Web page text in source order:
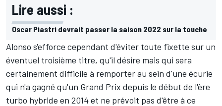
Lire aussi :
Oscar Piastri devrait passer la saison 2022 sur la touche
Alonso s'efforce cependant d'éviter toute fixette sur un
éventuel troisième titre, qu'il désire mais qui sera
certainement difficile à remporter au sein d'une écurie
qui n'a gagné qu'un Grand Prix depuis le début de l'ère
turbo hybride en 2014 et ne prévoit pas d'être à ce